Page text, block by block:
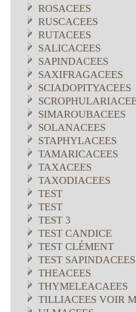
ROSACEES
RUSCACEES
RUTACEES
SALICACEES
SAPINDACEES
SAXIFRAGACEES
SCIADOPITYACEES
SIMAROUBACEES
SOLANACEES
STAPHYLACEES
TAMARICACEES
TAXACEES
TAXODIACEES
TEST
TEST
TEST 3
TEST CANDICE
TEST CLÉMENT
TEST
THEACEES
THYMELEACAEES
TILLIACEES VOIR